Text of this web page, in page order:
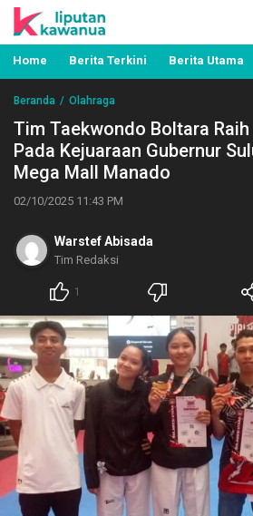
Liputan Kawanua
Berita Manado, Sulawesi
Pemerintahan, Hukum Kriminal
Home Berita Terkini Berita Utama
Beranda Olahraga
Tim Taekwondo Boltara
Pada Kejuaraan Gubernur
Mega Mall Manado
02/10/2025 11:43 PM
Warstef Abisada
Tim Redaksi
1